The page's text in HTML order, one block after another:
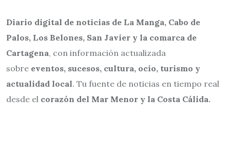
Diario digital de noticias de La Manga, Cabo de
Palos, Los Belones, San Javier y la comarca de
Cartagena, con información actualizada
sobre eventos, sucesos, cultura, ocio, turismo y
actualidad local. Tu fuente de noticias en tiempo real
desde el corazón del Mar Menor y la Costa Cálida.